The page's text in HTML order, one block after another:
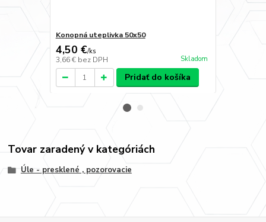
Konopná uteplivka 50x50
4,50 €/ks
3,66 € bez DPH Skladom
Pridať do košíka
Tovar zaradený v kategóriách
Úle - presklené , pozorovacie